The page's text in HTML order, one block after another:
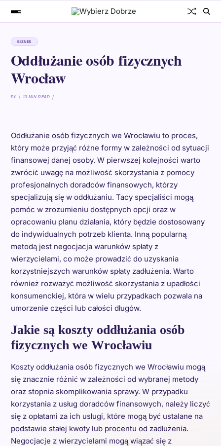
BIZNES
Oddłużanie osób fizycznych
Wrocław
BY 10 MIN READ
Oddłużanie osób fizycznych we Wrocławiu to proces,
który może przyjąć różne formy w zależności od sytuacji
finansowej danej osoby. W pierwszej kolejności warto
zwrócić uwagę na możliwość skorzystania z pomocy
profesjonalnych doradców finansowych, którzy
specjalizują się w oddłużaniu. Tacy specjaliści mogą
pomóc w zrozumieniu dostępnych opcji oraz w
opracowaniu planu działania, który będzie dostosowany
do indywidualnych potrzeb klienta. Inną popularną
metodą jest negocjacja warunków spłaty z
wierzycielami, co może prowadzić do uzyskania
korzystniejszych warunków spłaty zadłużenia. Warto
również rozważyć możliwość skorzystania z upadłości
konsumenckiej, która w wielu przypadkach pozwala na
umorzenie części lub całości długów.
Jakie są koszty oddłużania osób
fizycznych we Wrocławiu
Koszty oddłużania osób fizycznych we Wrocławiu mogą
się znacznie różnić w zależności od wybranej metody
oraz stopnia skomplikowania sprawy. W przypadku
korzystania z usług doradców finansowych, należy liczyć
się z opłatami za ich usługi, które mogą być ustalane na
podstawie stałej kwoty lub procentu od zadłużenia.
Negocjacje z wierzycielami mogą wiązać się z